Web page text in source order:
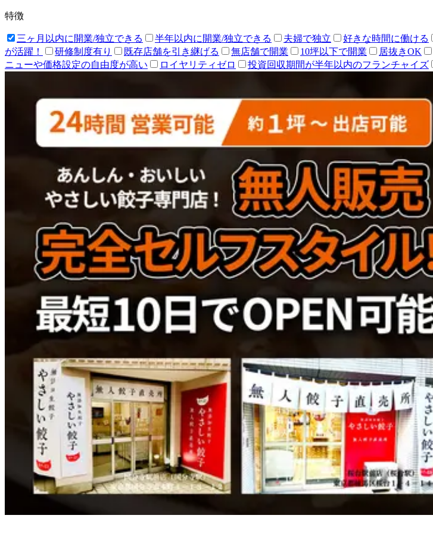
特徴
三ヶ月以内に開業/独立できる 半年以内に開業/独立できる 夫婦で独立 好きな時間に働ける
が活躍！
研修制度有り 既存店舗を引き継げる 無店舗で開業 10坪以下で開業 居抜きOK
ニューや価格設定の自由度が高い
ロイヤリティゼロ 投資回収期間が半年以内のフランチャイズ